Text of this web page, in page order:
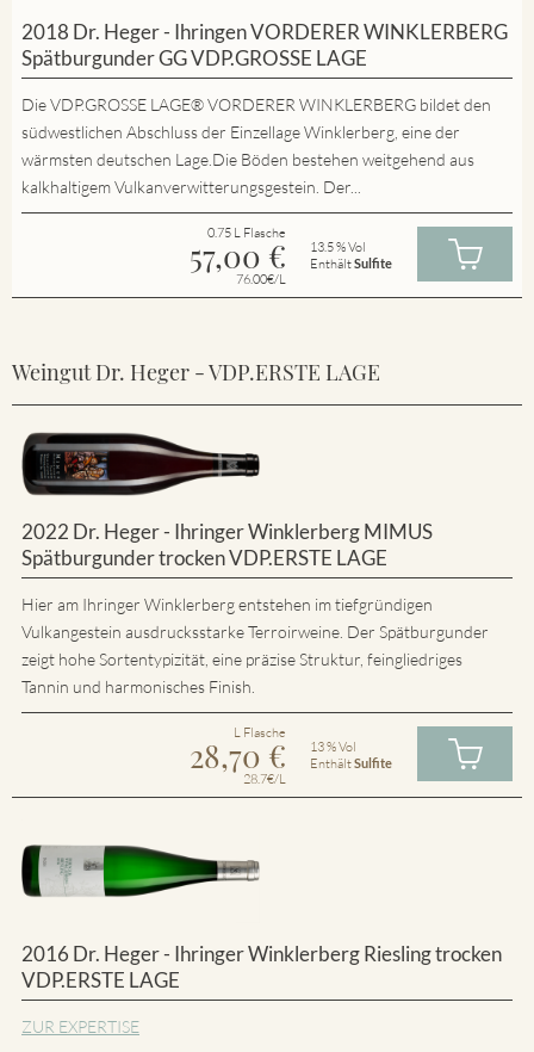
2018 Dr. Heger - Ihringen VORDERER WINKLERBERG
Spätburgunder GG VDP.GROSSE LAGE
Die VDP.GROSSE LAGE® VORDERER WINKLERBERG bildet den
südwestlichen Abschluss der Einzellage Winklerberg, eine der
wärmsten deutschen Lage.Die Böden bestehen weitgehend aus
kalkhaltigem Vulkanverwitterungsgestein. Der...
0.75 L Flasche
57,00 €
76.00€/L
13.5 % Vol
EnthältSulfite
Weingut Dr. Heger - VDP.ERSTE LAGE
2022 Dr. Heger - Ihringer Winklerberg MIMUS
Spätburgunder trocken VDP.ERSTE LAGE
Hier am Ihringer Winklerberg entstehen im tiefgründigen
Vulkangestein ausdrucksstarke Terroirweine. Der Spätburgunder
zeigt hohe Sortentypizität, eine präzise Struktur, feingliedriges
Tannin und harmonisches Finish.
L Flasche
28,70 €
28.7€/L
13 % Vol
EnthältSulfite
2016 Dr. Heger - Ihringer Winklerberg Riesling trocken
VDP.ERSTE LAGE
ZUR EXPERTISE